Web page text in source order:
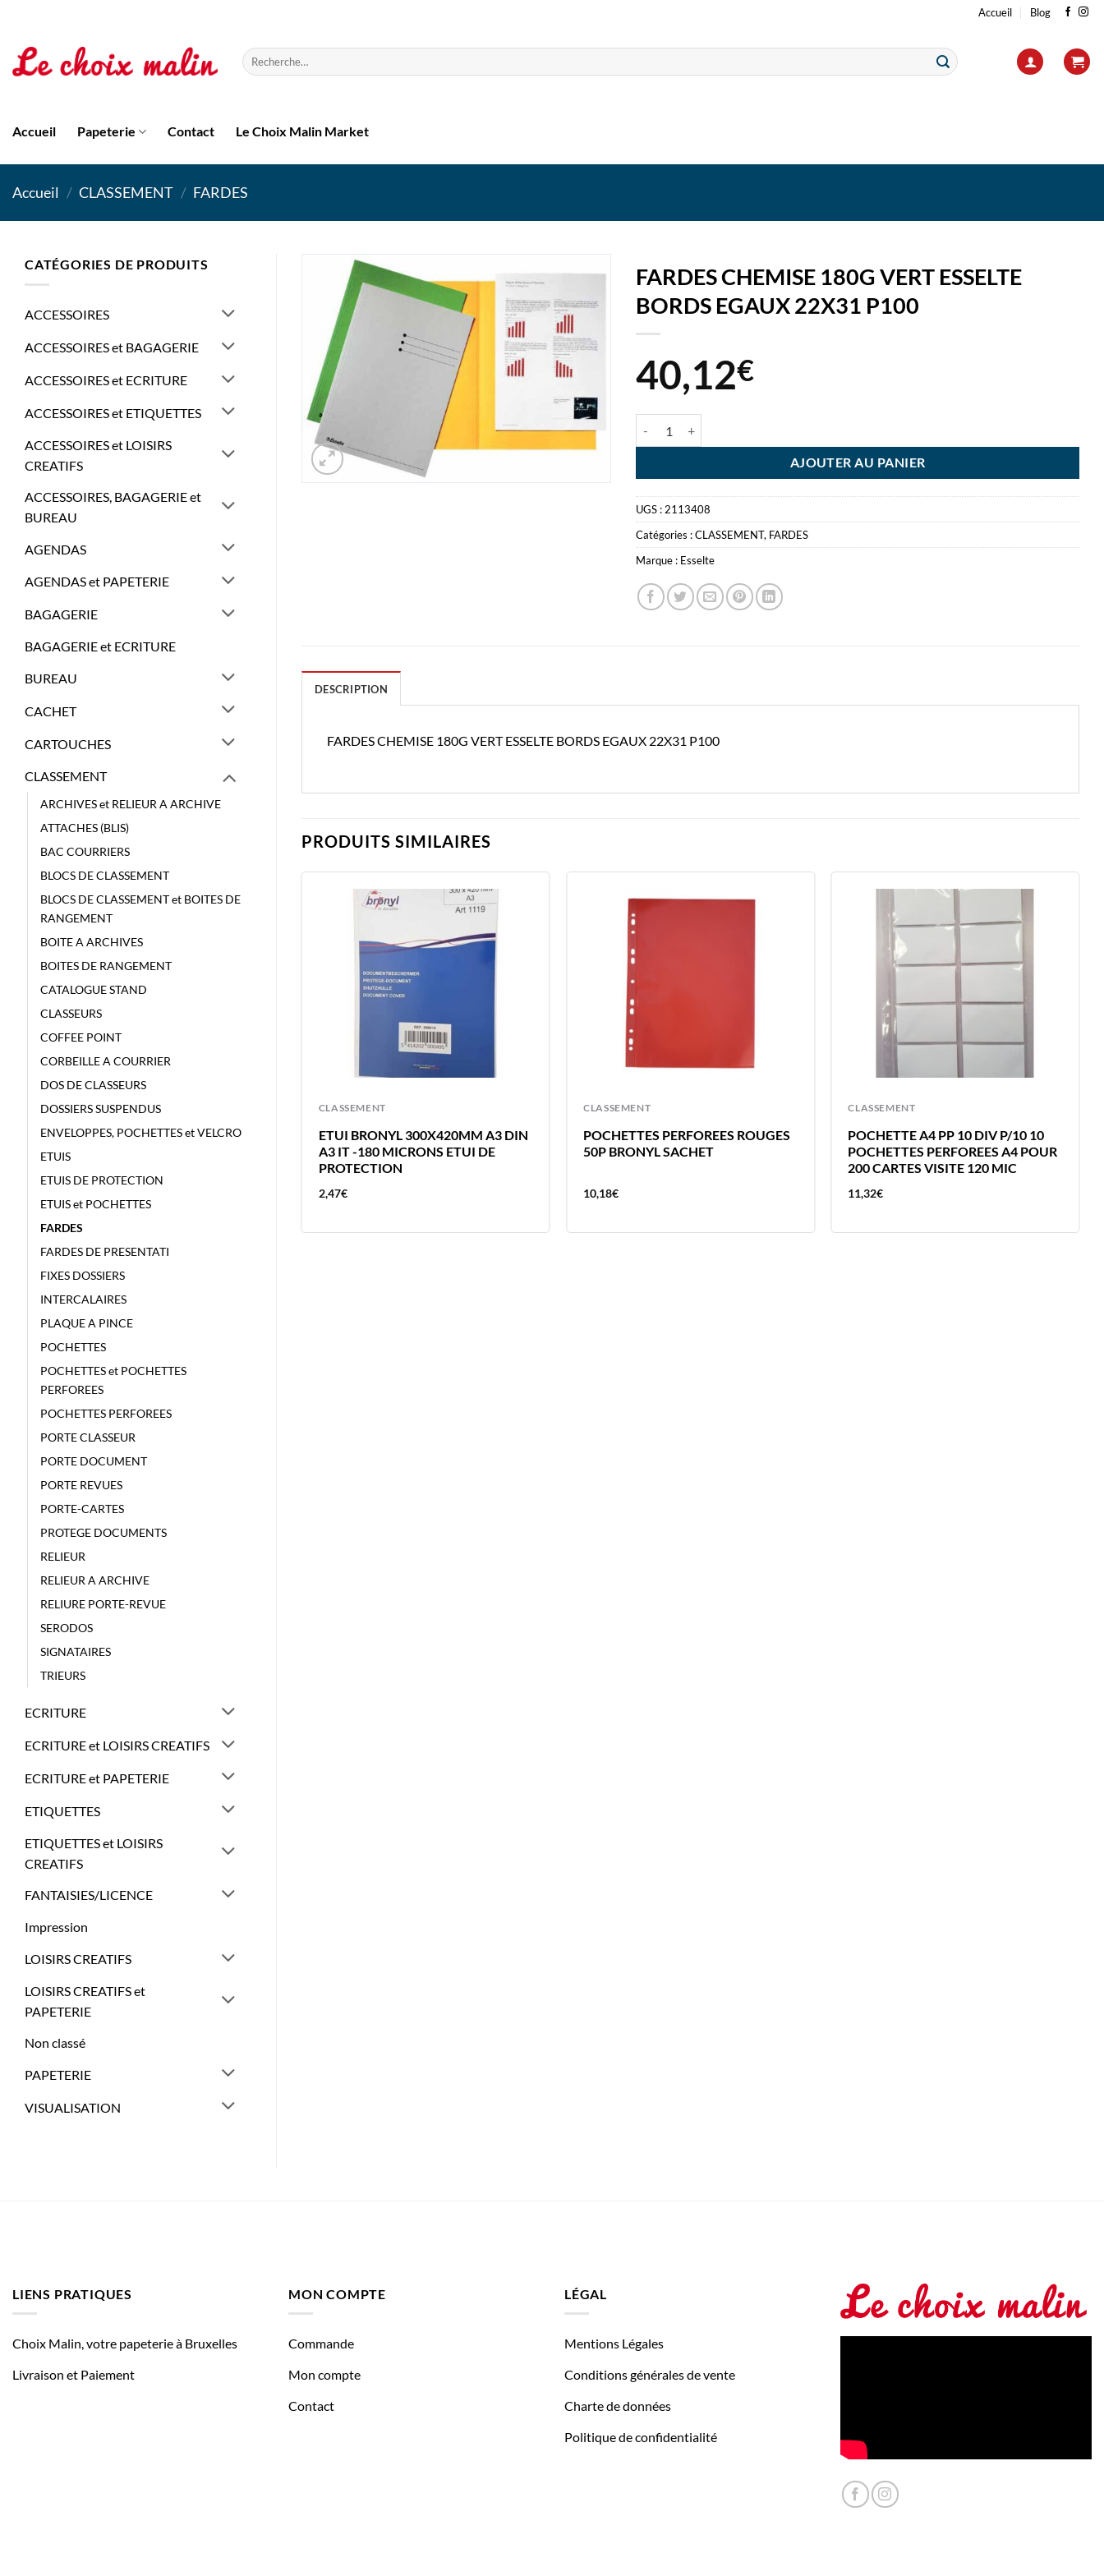
contenu
Accueil Blog
Recherche
pour :
Accueil Papeterie Contact Le Choix Malin Market
Accueil / CLASSEMENT / FARDES
CATÉGORIES DE PRODUITS
ACCESSOIRES
ACCESSOIRES et BAGAGERIE
ACCESSOIRES et ECRITURE
ACCESSOIRES et ETIQUETTES
ACCESSOIRES et LOISIRS
CREATIFS
ACCESSOIRES, BAGAGERIE et
BUREAU
AGENDAS
AGENDAS et PAPETERIE
BAGAGERIE
BAGAGERIE et ECRITURE
BUREAU
CACHET
CARTOUCHES
CLASSEMENT
ARCHIVES et RELIEUR A ARCHIVE
ATTACHES (BLIS)
BAC COURRIERS
BLOCS DE CLASSEMENT
BLOCS DE CLASSEMENT et BOITES DE
RANGEMENT
BOITE A ARCHIVES
BOITES DE RANGEMENT
CATALOGUE STAND
CLASSEURS
COFFEE POINT
CORBEILLE A COURRIER
DOS DE CLASSEURS
DOSSIERS SUSPENDUS
ENVELOPPES, POCHETTES et VELCRO
ETUIS
ETUIS DE PROTECTION
ETUIS et POCHETTES
FARDES
FARDES DE PRESENTATI
FIXES DOSSIERS
INTERCALAIRES
PLAQUE A PINCE
POCHETTES
POCHETTES et POCHETTES
PERFOREES
POCHETTES PERFOREES
PORTE CLASSEUR
PORTE DOCUMENT
PORTE REVUES
PORTE-CARTES
PROTEGE DOCUMENTS
RELIEUR
RELIEUR A ARCHIVE
RELIURE PORTE-REVUE
SERODOS
SIGNATAIRES
TRIEURS
ECRITURE
ECRITURE et LOISIRS CREATIFS
ECRITURE et PAPETERIE
ETIQUETTES
ETIQUETTES et LOISIRS
CREATIFS
FANTAISIES/LICENCE
Impression
LOISIRS CREATIFS
LOISIRS CREATIFS et
PAPETERIE
Non classé
PAPETERIE
VISUALISATION
FARDES CHEMISE 180G VERT ESSELTE
BORDS EGAUX 22X31 P100
40,12€
AJOUTER AU PANIER
UGS : 2113408
Catégories :CLASSEMENT, FARDES
Marque : Esselte
DESCRIPTION
FARDES CHEMISE 180G VERT ESSELTE BORDS EGAUX 22X31 P100
PRODUITS SIMILAIRES
CLASSEMENT
ETUI BRONYL 300X420MM A3 DIN
A3 IT -180 MICRONS ETUI DE
PROTECTION
2,47€
CLASSEMENT
POCHETTES PERFOREES ROUGES
50P BRONYL SACHET
10,18€
CLASSEMENT
POCHETTE A4 PP 10 DIV P/10 10
POCHETTES PERFOREES A4 POUR
200 CARTES VISITE 120 MIC
11,32€
CLASSEMENT
POCHETTES PERFOREES A4 PAR
100 ESSELTE- EN SACHET CELLO
LIENS PRATIQUES
Choix Malin, votre papeterie à Bruxelles
Livraison et Paiement
MON COMPTE
Commande
Mon compte
Contact
LÉGAL
Mentions Légales
Conditions générales de vente
Charte de données
Politique de confidentialité